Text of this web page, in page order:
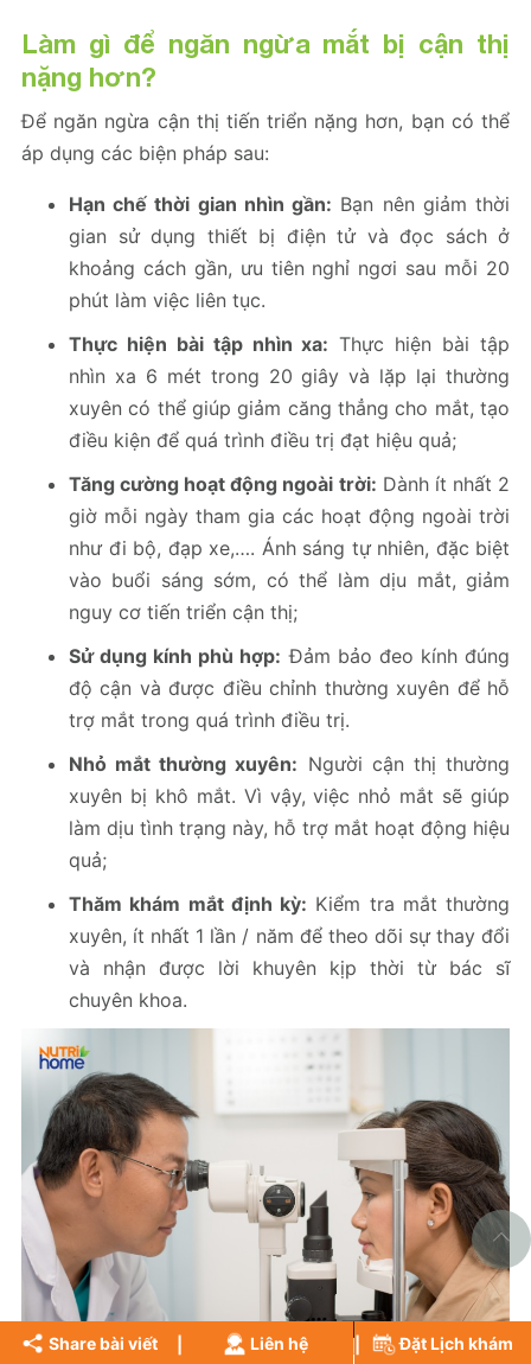
Làm gì để ngăn ngừa mắt bị cận thị
nặng hơn?
Để ngăn ngừa cận thị tiến triển nặng hơn, bạn có thể
áp dụng các biện pháp sau:
Hạn chế thời gian nhìn gần: Bạn nên giảm thời
gian sử dụng thiết bị điện tử và đọc sách ở
khoảng cách gần, ưu tiên nghỉ ngơi sau mỗi 20
phút làm việc liên tục.
Thực hiện bài tập nhìn xa: Thực hiện bài tập
nhìn xa 6 mét trong 20 giây và lặp lại thường
xuyên có thể giúp giảm căng thẳng cho mắt, tạo
điều kiện để quá trình điều trị đạt hiệu quả;
Tăng cường hoạt động ngoài trời: Dành ít nhất 2
giờ mỗi ngày tham gia các hoạt động ngoài trời
như đi bộ, đạp xe,…. Ánh sáng tự nhiên, đặc biệt
vào buổi sáng sớm, có thể làm dịu mắt, giảm
nguy cơ tiến triển cận thị;
Sử dụng kính phù hợp: Đảm bảo đeo kính đúng
độ cận và được điều chỉnh thường xuyên để hỗ
trợ mắt trong quá trình điều trị.
Nhỏ mắt thường xuyên: Người cận thị thường
xuyên bị khô mắt. Vì vậy, việc nhỏ mắt sẽ giúp
làm dịu tình trạng này, hỗ trợ mắt hoạt động hiệu
quả;
Thăm khám mắt định kỳ: Kiểm tra mắt thường
xuyên, ít nhất 1 lần / năm để theo dõi sự thay đổi
và nhận được lời khuyên kịp thời từ bác sĩ
chuyên khoa.
Share bài viết Liên hệ Đặt Lịch khám